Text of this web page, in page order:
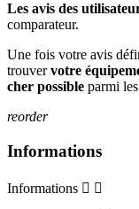
Les avis des
comparateur.
Une fois votre avis
trouvervotre
cher possible parmi
reorder
Informations
Informations  